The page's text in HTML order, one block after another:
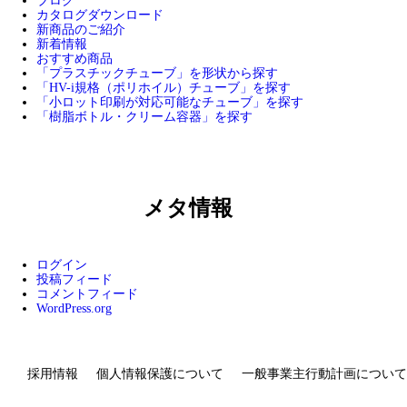
カタログダウンロード
新商品のご紹介
新着情報
おすすめ商品
「プラスチックチューブ」を形状から探す
「HV-i規格（ポリホイル）チューブ」を探す
「小ロット印刷が対応可能なチューブ」を探す
「樹脂ボトル・クリーム容器」を探す
メタ情報
ログイン
投稿フィード
コメントフィード
WordPress.org
採用情報 個人情報保護について 一般事業主行動計画について